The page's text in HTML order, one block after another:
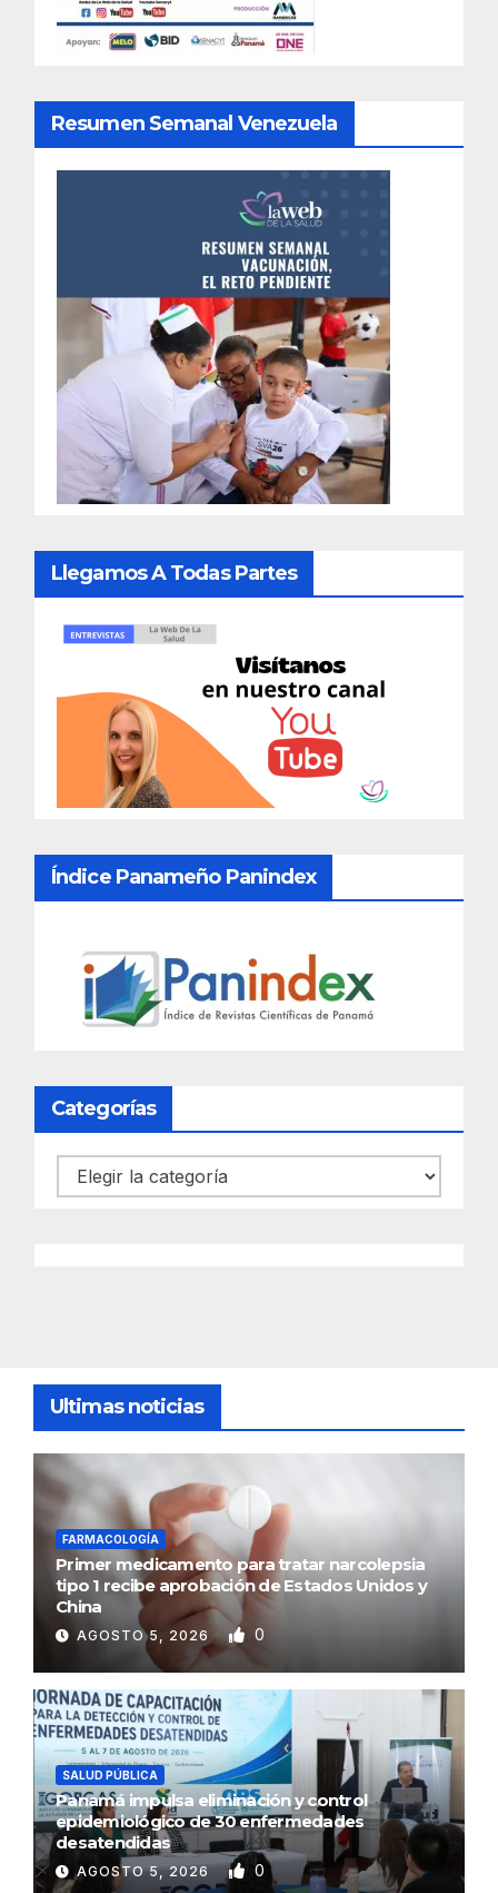
Resumen Semanal Venezuela
Llegamos A Todas Partes
Índice Panameño Panindex
Categorías
Categorías
Ultimas noticias
FARMACOLOGÍA
Primer medicamento para tratar narcolepsia
tipo 1 recibe aprobación de Estados Unidos y
China
AGOSTO 5, 2026 0
SALUD PÚBLICA
Panamá impulsa eliminación y control
epidemiológico de 30 enfermedades
desatendidas
AGOSTO 5, 2026 0